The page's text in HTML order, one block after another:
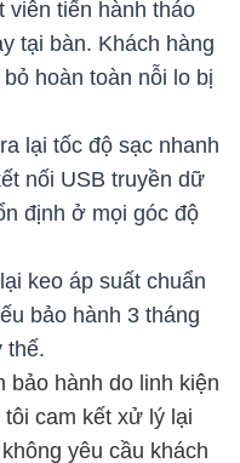
viên tiến hành tháo
tại bàn. Khách hàng
hoàn toàn nỗi lo bị
lại tốc độ sạc nhanh
nối USB truyền dữ
định ở mọi góc độ
keo áp suất chuẩn
bảo hành 3 tháng
thế.
bảo hành do linh kiện
cam kết xử lý lại
yêu cầu khách